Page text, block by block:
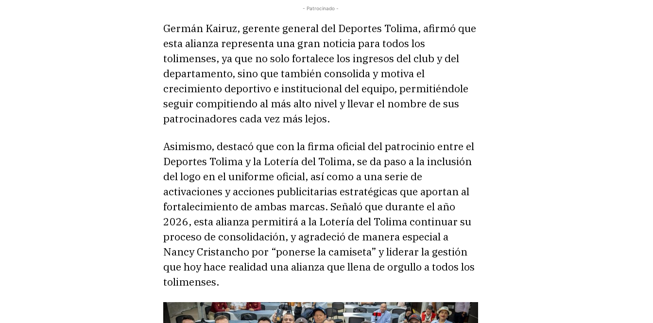
- Patrocinado -
Germán Kairuz, gerente general del Deportes Tolima, afirmó que
esta alianza representa una gran noticia para todos los
tolimenses, ya que no solo fortalece los ingresos del club y del
departamento, sino que también consolida y motiva el
crecimiento deportivo e institucional del equipo, permitiéndole
seguir compitiendo al más alto nivel y llevar el nombre de sus
patrocinadores cada vez más lejos.
Asimismo, destacó que con la firma oficial del patrocinio entre el
Deportes Tolima y la Lotería del Tolima, se da paso a la inclusión
del logo en el uniforme oficial, así como a una serie de
activaciones y acciones publicitarias estratégicas que aportan al
fortalecimiento de ambas marcas. Señaló que durante el año
2026, esta alianza permitirá a la Lotería del Tolima continuar su
proceso de consolidación, y agradeció de manera especial a
Nancy Cristancho por “ponerse la camiseta” y liderar la gestión
que hoy hace realidad una alianza que llena de orgullo a todos los
tolimenses.